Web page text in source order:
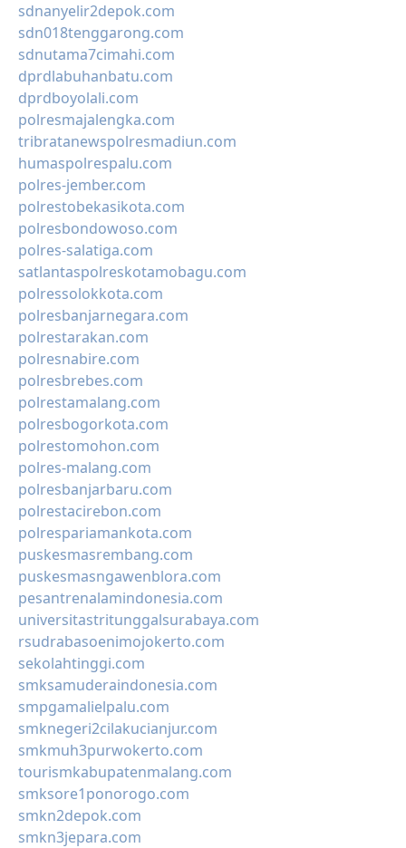
sdnanyelir2depok.com
sdn018tenggarong.com
sdnutama7cimahi.com
dprdlabuhanbatu.com
dprdboyolali.com
polresmajalengka.com
tribratanewspolresmadiun.com
humaspolrespalu.com
polres-jember.com
polrestobekasikota.com
polresbondowoso.com
polres-salatiga.com
satlantaspolreskotamobagu.com
polressolokkota.com
polresbanjarnegara.com
polrestarakan.com
polresnabire.com
polresbrebes.com
polrestamalang.com
polresbogorkota.com
polrestomohon.com
polres-malang.com
polresbanjarbaru.com
polrestacirebon.com
polrespariamankota.com
puskesmasrembang.com
puskesmasngawenblora.com
pesantrenalamindonesia.com
universitastritunggalsurabaya.com
rsudrabasoenimojokerto.com
sekolahtinggi.com
smksamuderaindonesia.com
smpgamalielpalu.com
smknegeri2cilakucianjur.com
smkmuh3purwokerto.com
tourismkabupatenmalang.com
smksore1ponorogo.com
smkn2depok.com
smkn3jepara.com